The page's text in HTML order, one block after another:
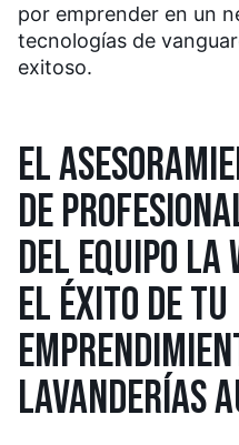
por emprender en un
tecnologías de
exitoso.
EL
DE
DEL EQUIPO
EL ÉXITO DE TU
LAVANDERÍAS